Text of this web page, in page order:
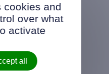
cookies and
over what
activate
all